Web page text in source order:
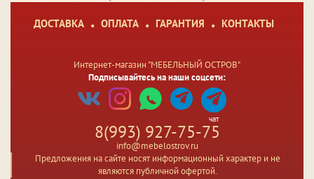
ДОСТАВКА ОПЛАТА ГАРАНТИЯ КОНТАКТЫ
Интернет-магазин "МЕБЕЛЬНЫЙ ОСТРОВ"
Подписывайтесь на наши соцсети:
чат
8(993) 927-75-75
info@mebelostrov.ru
Предложения на сайте носят информационный характер и не
являются публичной офертой.